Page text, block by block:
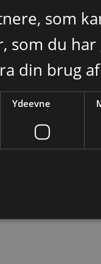
som
som du
din brug
Ydeevne